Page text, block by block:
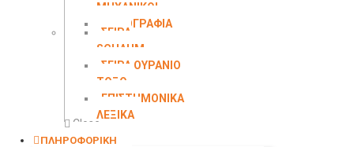
ΜΗΧΑΝΙΚΟΙ
ΤΟΠΟΓΡΑΦΙΑ
ΣΕΙΡΑ
SCHAUM
ΣΕΙΡΑ ΟΥΡΑΝΙΟ
ΤΟΞΟ
ΕΠΙΣΤΗΜΟΝΙΚΑ
ΛΕΞΙΚΑ
Close
ΠΛΗΡΟΦΟΡΙΚΗ